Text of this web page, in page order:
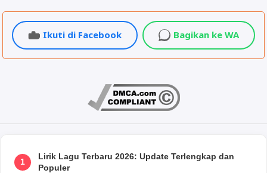
Ikuti di Facebook Bagikan ke WA
1
Lirik Lagu Terbaru 2026: Update Terlengkap dan
Populer